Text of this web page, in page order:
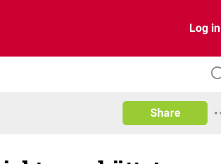
Log in
Share